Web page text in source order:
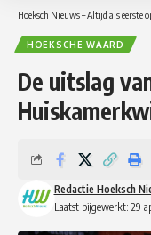
Hoeksch Nieuws – Altijd als eerste
HOEKSCHE WAARD
De uitslag
Laatst bijgewerkt: 29
Redactie Hoeksch